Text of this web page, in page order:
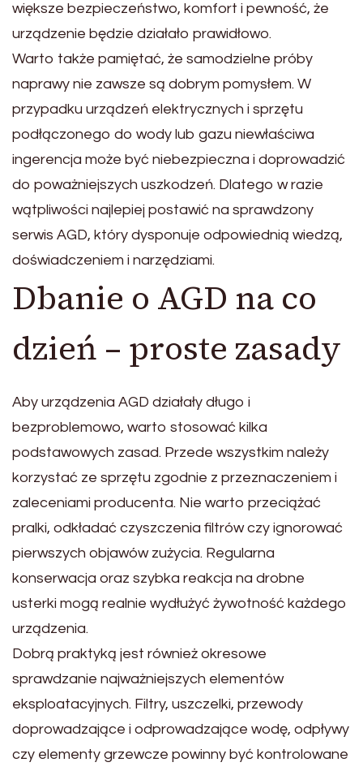
większe bezpieczeństwo, komfort i pewność, że
urządzenie będzie działało prawidłowo.
Warto także pamiętać, że samodzielne próby
naprawy nie zawsze są dobrym pomysłem. W
przypadku urządzeń elektrycznych i sprzętu
podłączonego do wody lub gazu niewłaściwa
ingerencja może być niebezpieczna i doprowadzić
do poważniejszych uszkodzeń. Dlatego w razie
wątpliwości najlepiej postawić na sprawdzony
serwis AGD, który dysponuje odpowiednią wiedzą,
doświadczeniem i narzędziami.
Dbanie o AGD na co
dzień – proste zasady
Aby urządzenia AGD działały długo i
bezproblemowo, warto stosować kilka
podstawowych zasad. Przede wszystkim należy
korzystać ze sprzętu zgodnie z przeznaczeniem i
zaleceniami producenta. Nie warto przeciążać
pralki, odkładać czyszczenia filtrów czy ignorować
pierwszych objawów zużycia. Regularna
konserwacja oraz szybka reakcja na drobne
usterki mogą realnie wydłużyć żywotność każdego
urządzenia.
Dobrą praktyką jest również okresowe
sprawdzanie najważniejszych elementów
eksploatacyjnych. Filtry, uszczelki, przewody
doprowadzające i odprowadzające wodę, odpływy
czy elementy grzewcze powinny być kontrolowane